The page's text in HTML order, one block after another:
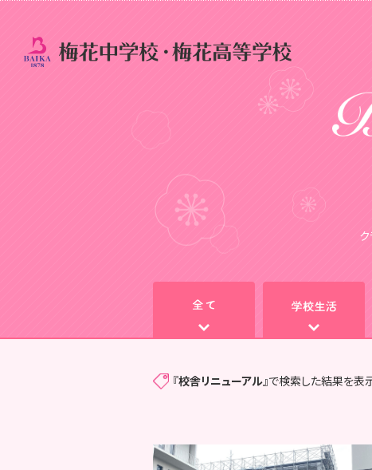
『校舎リニューアル』で検索した結果を表